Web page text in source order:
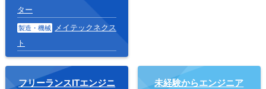
ター
製造・機械
メイテックネクス
ト
フリーランスITエンジニ
未経験からエンジニア